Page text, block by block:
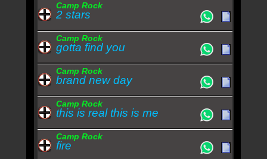
Camp Rock
2 stars
Camp Rock
gotta find you
Camp Rock
brand new day
Camp Rock
this is real this is me
Camp Rock
fire